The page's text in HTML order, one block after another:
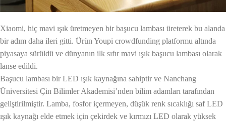
Xiaomi, hiç mavi ışık üretmeyen bir başucu lambası üreterek bu alanda
bir adım daha ileri gitti. Ürün Youpi crowdfunding platformu altında
piyasaya sürüldü ve dünyanın ilk sıfır mavi ışık başucu lambası olarak
lanse edildi.
Başucu lambası bir LED ışık kaynağına sahiptir ve Nanchang
Üniversitesi Çin Bilimler Akademisi’nden bilim adamları tarafından
geliştirilmiştir. Lamba, fosfor içermeyen, düşük renk sıcaklığı saf LED
ışık kaynağı elde etmek için çekirdek ve kırmızı LED olarak yüksek